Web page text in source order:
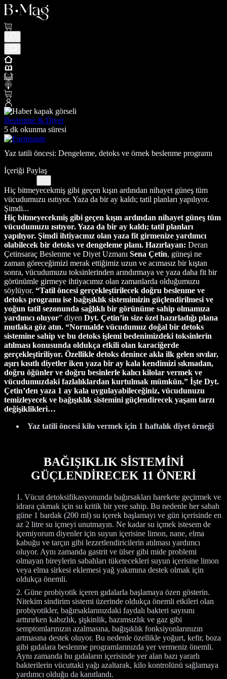
Beslenme & Diyet
5 dk okunma süresi
Yaz tatili öncesi: Dengeleme, detoks ve örnek beslenme programı
İçeriği Paylaş
Hiç bitmeyecekmiş gibi geçen kışın ardından nihayet güneş tüm
vücudumuzu ısıtıyor. Yaza da bir ay kaldı; tatil planları yapılıyor.
Şimdi...
Hiç bitmeyecekmiş gibi geçen kışın ardından nihayet güneş tüm
vücudumuzu ısıtıyor. Yaza da bir ay kaldı; tatil planları
yapılıyor. Şimdi ihtiyacınız olan yaza fit girmenize yardımcı
olabilecek bir detoks ve dengeleme planı. Hazırlayan: Deran
Çetinsaraç Beslenme ve Diyet Uzmanı Sena Çetin, güneşi ne
zaman göreceğimizi merak ettiğimiz uzun ve acımasız bir kıştan
sonra, vücudumuzu toksinlerinden arındırmaya ve yaza daha fit bir
görünümle girmeye ihtiyacımız olan zamanlarda olduğumuzu
söylüyor. “Tatil öncesi gerçekleştirilecek doğru beslenme ve
detoks programı ise bağışıklık sistemimizin güçlendirilmesi ve
yoğun tatil sezonunda sağlıklı bir görünüme sahip olmamıza
yardımcı oluyor” diyen Dyt. Çetin’in size özel hazırladığı plana
mutlaka göz atın. “Normalde vücudumuz doğal bir detoks
sistemine sahip ve bu detoks işlemi bedenimizdeki toksinlerin
atılması konusunda oldukça etkili olan karaciğerde
gerçekleştiriliyor. Özellikle detoks denince akla ilk gelen sıvılar,
aşırı kısıtlı diyetler iken yaza bir ay kala kendimizi sıkmadan,
doğru öğünler ve doğru besinlerle kalıcı kilolar vermek ve
vücudumuzdaki fazlalıklardan kurtulmak mümkün.” İşte Dyt.
Çetin’den yaza 1 ay kala uygulayabileceğiniz, vücudunuzu
temizleyecek ve bağışıklık sistemini güçlendirecek yaşam tarzı
değişiklikleri…
Yaz tatili öncesi kilo vermek için 1 haftalık diyet örneği
BAĞIŞIKLIK SİSTEMİNİ
GÜÇLENDİRECEK 11 ÖNERİ
Vücut detoksifikasyonunda bağırsakları harekete geçirmek ve
idrara çıkmak için su kritik bir yere sahip. Bu nedenle her sabah
güne 1 bardak (200 ml) su içerek başlamayı ve gün içerisinde en
az 2 litre su içmeyi unutmayın. Ne kadar su içmek istesem de
içemiyorum diyenler için suyun içerisine limon, nane, elma
kabuğu ve tarçın gibi lezzetlendiricilerin atılması yardımcı
oluyor. Aynı zamanda gastrit ve ülser gibi mide problemi
olmayan bireylerin sabahları tüketecekleri suyun içerisine limon
veya elma sirkesi eklemesi yağ yakımına destek olmak için
oldukça önemli.
Güne probiyotik içeren gıdalarla başlamaya özen gösterin.
Nitekim sindirim sistemi üzerinde oldukça önemli etkileri olan
probiyotikler, bağırsaklarınızdaki faydalı bakteri sayısını
arttırırken kabızlık, şişkinlik, hazımsızlık ve gaz gibi
semptomlarınızın azalmasına, bağışıklık fonksiyonlarınızın
artmasına destek oluyor. Bu nedenle özellikle yoğurt, kefir, boza
gibi gıdalara beslenme programlarınızda yer vermeniz önemli.
Aynı zamanda bu gıdaların içerisinde yer alan bazı yararlı
bakterilerin vücuttaki yağı azaltarak, kilo kontrolünü sağlamaya
yardımcı olduğu da kanıtlandı.